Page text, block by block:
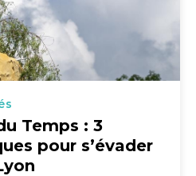
Temps : 3
pour s’évader